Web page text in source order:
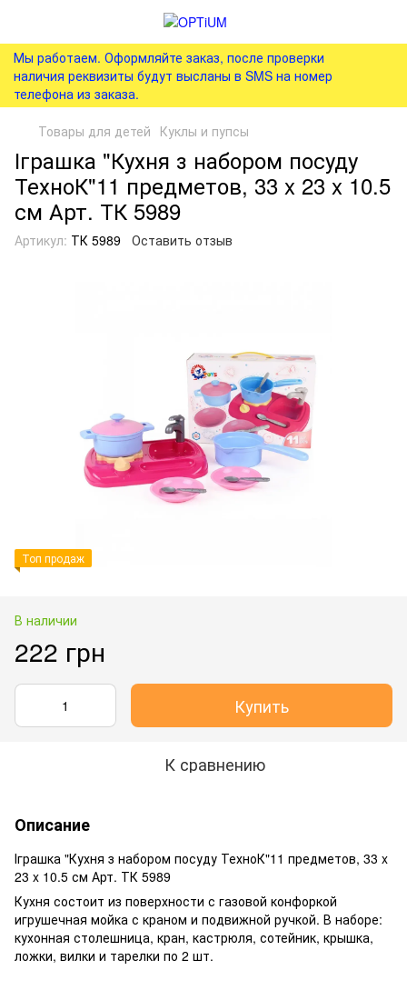
Мы работаем. Оформляйте заказ, после проверки
наличия реквизиты будут высланы в SMS на номер
телефона из заказа.
Товары для детей Куклы и пупсы
Іграшка "Кухня з набором посуду
ТехноК"11 предметов, 33 x 23 x 10.5
см Арт. ТК 5989
Артикул: ТК 5989 Оставить отзыв
Топ продаж
В наличии
222 грн
Купить
К сравнению
Описание
Іграшка "Кухня з набором посуду ТехноК"11 предметов, 33 x
23 x 10.5 см Арт. ТК 5989
Кухня состоит из поверхности с газовой конфоркой
игрушечная мойка с краном и подвижной ручкой. В наборе:
кухонная столешница, кран, кастрюля, сотейник, крышка,
ложки, вилки и тарелки по 2 шт.